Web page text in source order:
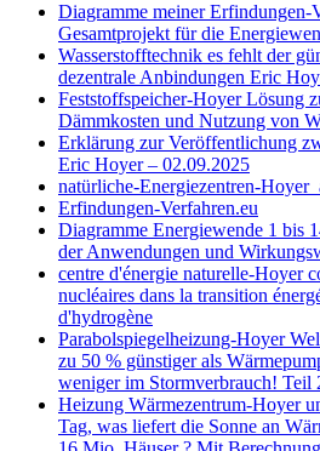
Diagramme meiner Erfindungen-
Gesamtprojekt für die
Wasserstofftechnik es fehlt der
dezentrale Anbindungen Eric
Feststoffspeicher-Hoyer Lösung
Dämmkosten und Nutzung von
Erklärung zur Veröffentlichung
Eric Hoyer – 02.09.2025
natürliche-Energiezentren-Hoyer
Erfindungen-Verfahren.eu
Diagramme Energiewende 1 bis
der Anwendungen und
centre d'énergie naturelle-Hoyer
nucléaires dans la transition
d'hydrogène
Parabolspiegelheizung-Hoyer
zu 50 % günstiger als
weniger im Stormverbrauch! Teil
Heizung Wärmezentrum-Hoyer
Tag, was liefert die Sonne an